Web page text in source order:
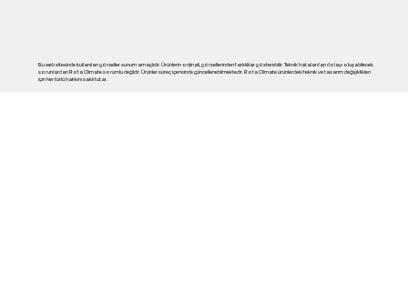
Bu web sitesinde kullanılan görseller sunum amaçlıdır. Ürünlerin orijinali, görsellerinden farklılılar gösterebilir. Teknik hatalardan dolayı oluşabilecek
sorunlardan Rota Climate sorumlu değildir. Ürünler süreç içerisinde güncellenebilmektedir. Rota Climate ürünlerdeki teknik ve tasarım değişiklikleri
için her türlü hakkını saklı tutar.